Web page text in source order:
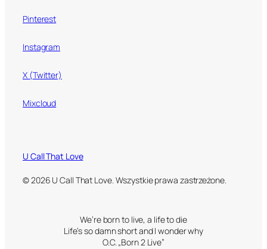
Pinterest
Instagram
X (Twitter)
Mixcloud
U Call That Love
© 2026 U Call That Love. Wszystkie prawa zastrzeżone.
We’re born to live, a life to die
Life’s so damn short and I wonder why
O.C. „Born 2 Live”